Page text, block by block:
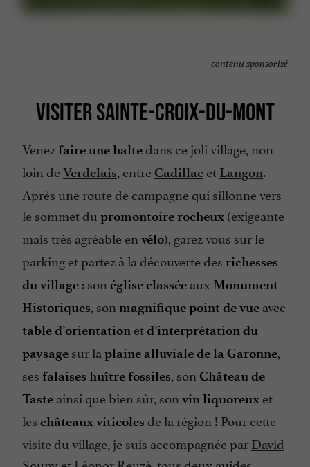
contenu sponsorisé
VISITER SAINTE-CROIX-DU-MONT
Venez faire une haltedans ce joli village, non
loin deVerdelais, entre Cadillac et Langon.
Après une route de campagne qui sillonne vers
le sommet du promontoire rocheux (exigeante
mais très agréable en vélo), garez vous sur le
parking et partez à la découverte des richesses
du village : son église classée aux Monument
Historiques, son magnifique point de vue avec
table d’orientation etd’interprétation du
paysage sur la plaine alluviale de la Garonne,
ses falaises huître fossiles, son Château de
Taste ainsi que bien sûr, son vin liquoreux et
les châteaux viticoles de la région ! Pour cette
visite du village, je suis accompagnée parDavid